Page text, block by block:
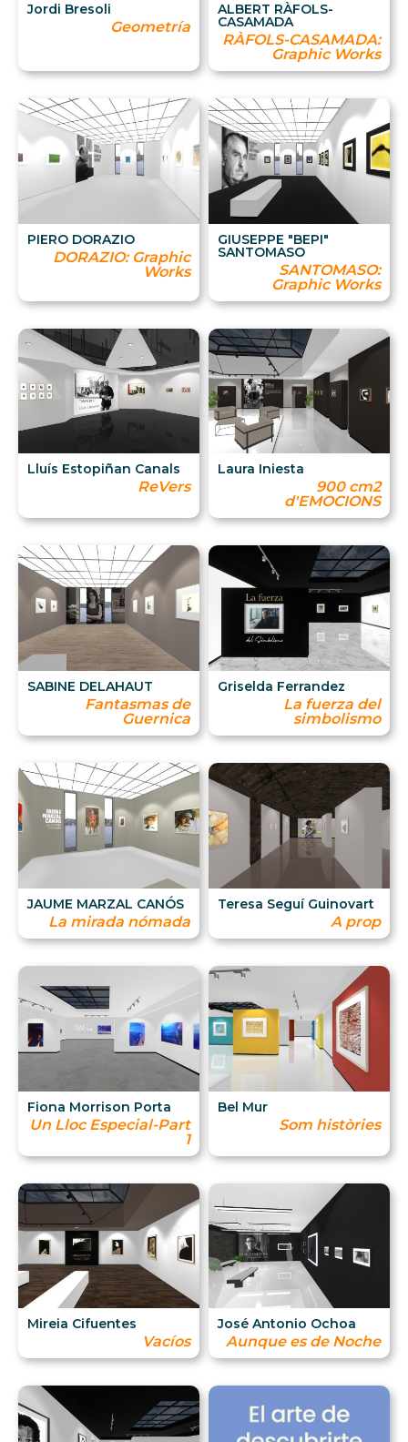
Jordi Bresoli
Geometría
ALBERT RÀFOLS-
CASAMADA
RÀFOLS-CASAMADA:
Graphic Works
PIERO DORAZIO
DORAZIO: Graphic
Works
GIUSEPPE "BEPI"
SANTOMASO
SANTOMASO:
Graphic Works
Lluís Estopiñan Canals
ReVers
Laura Iniesta
900 cm2
d'EMOCIONS
SABINE DELAHAUT
Fantasmas de
Guernica
Griselda Ferrandez
La fuerza del
simbolismo
JAUME MARZAL CANÓS
La mirada nómada
Teresa Seguí Guinovart
A prop
Fiona Morrison Porta
Un Lloc Especial-Part
1
Bel Mur
Som històries
Mireia Cifuentes
Vacíos
José Antonio Ochoa
Aunque es de Noche